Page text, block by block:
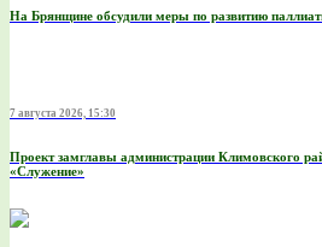
На Брянщине обсудили меры по развитию
7 августа 2026, 15:30
Проект замглавы администрации Климовского
«Служение»